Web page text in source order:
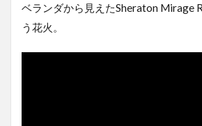
ベランダから見えたSheraton Mirage
う花火。